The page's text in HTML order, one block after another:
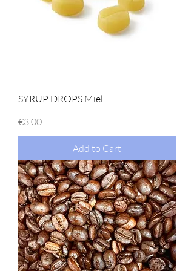
SYRUP DROPS Miel
Price
€3.00
Add to Cart